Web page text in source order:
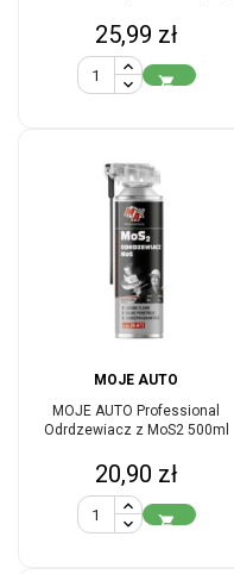
Cena
25,99 zł

MOJE AUTO
MOJE AUTO Professional
Odrdzewiacz z MoS2 500ml
Cena
20,90 zł
